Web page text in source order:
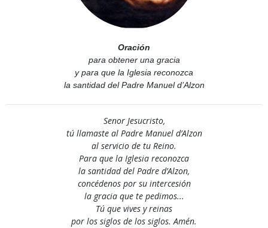
Oración
para obtener una gracia
y para que la Iglesia reconozca
la santidad del Padre Manuel d’Alzon
Senor Jesucristo,
tú llamaste al Padre Manuel d’Alzon
al servicio de tu Reino.
Para que la Iglesia reconozca
la santidad del Padre d’Alzon,
concédenos por su intercesión
la gracia que te pedimos...
Tú que vives y reinas
por los siglos de los siglos. Amén.